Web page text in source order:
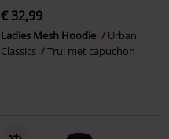
€ 32,99
Ladies Mesh Hoodie
Urban
Classics
Trui met capuchon